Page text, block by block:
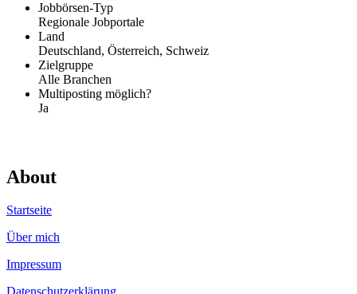
Jobbörsen-Typ
Regionale Jobportale
Land
Deutschland, Österreich, Schweiz
Zielgruppe
Alle Branchen
Multiposting möglich?
Ja
About
Startseite
Über mich
Impressum